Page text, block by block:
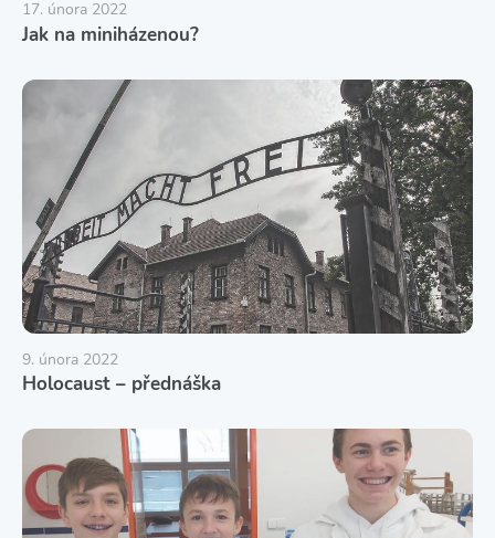
17. února 2022
Jak na miniházenou?
9. února 2022
Holocaust – přednáška